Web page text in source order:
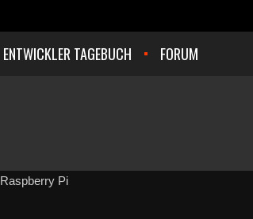
ENTWICKLER TAGEBUCH FORUM
Raspberry Pi